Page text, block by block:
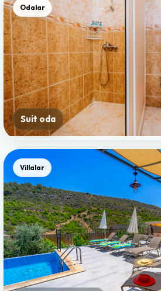
Odalar
Suit oda
Villalar